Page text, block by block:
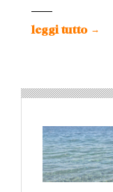
leggi tutto →